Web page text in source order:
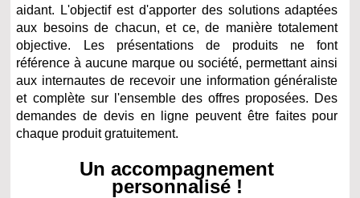
aidant. L'objectif est d'apporter des solutions adaptées
aux besoins de chacun, et ce, de manière totalement
objective. Les présentations de produits ne font
référence à aucune marque ou société, permettant ainsi
aux internautes de recevoir une information généraliste
et complète sur l'ensemble des offres proposées. Des
demandes de devis en ligne peuvent être faites pour
chaque produit gratuitement.
Un accompagnement
personnalisé !